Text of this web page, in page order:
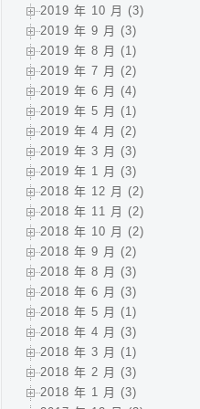
2019 年 10 月 (3)
2019 年 9 月 (3)
2019 年 8 月 (1)
2019 年 7 月 (2)
2019 年 6 月 (4)
2019 年 5 月 (1)
2019 年 4 月 (2)
2019 年 3 月 (3)
2019 年 1 月 (3)
2018 年 12 月 (2)
2018 年 11 月 (2)
2018 年 10 月 (2)
2018 年 9 月 (2)
2018 年 8 月 (3)
2018 年 6 月 (3)
2018 年 5 月 (1)
2018 年 4 月 (3)
2018 年 3 月 (1)
2018 年 2 月 (3)
2018 年 1 月 (3)